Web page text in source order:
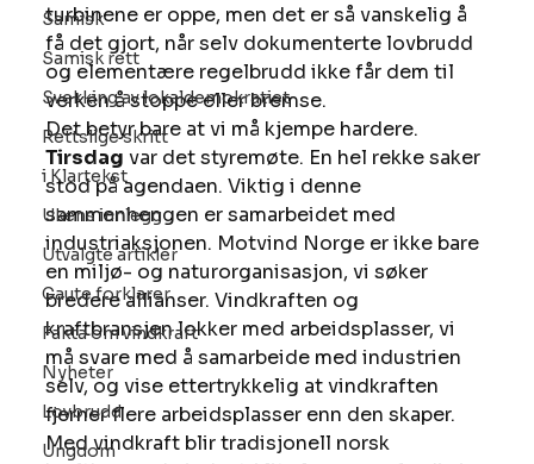
Samisk
Samisk rett
Svekking av lokaldemokratiet
Rettslige skritt
i Klartekst
Ukens innlegg
Utvalgte artikler
Gaute forklarer
Fakta om vindkraft
Nyheter
Lovbrudd
Ungdom
turbinene er oppe, men det er så vanskelig å
få det gjort, når selv dokumenterte lovbrudd
og elementære regelbrudd ikke får dem til
verken å stoppe eller bremse.
Det betyr bare at vi må kjempe hardere.
Tirsdag var det styremøte. En hel rekke saker
stod på agendaen. Viktig i denne
sammenhengen er samarbeidet med
industriaksjonen. Motvind Norge er ikke bare
en miljø- og naturorganisasjon, vi søker
bredere allianser. Vindkraften og
kraftbransjen lokker med arbeidsplasser, vi
må svare med å samarbeide med industrien
selv, og vise ettertrykkelig at vindkraften
fjerner flere arbeidsplasser enn den skaper.
Med vindkraft blir tradisjonell norsk